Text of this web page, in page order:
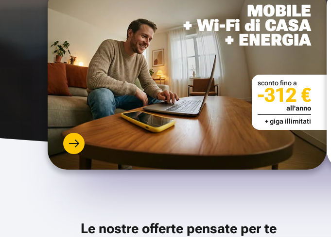
MOBILE
+ Wi-Fi di CASA
+ ENERGIA
sconto fino a
-312 €
all'anno
+ giga illimitati
Le nostre offerte pensate per te